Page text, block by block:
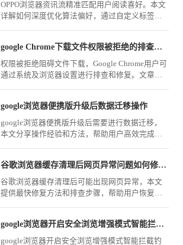
OPPO浏览器资讯流精准匹配用户阅读喜好。本文
详解如何深度优化算法偏好，通过自定义标签、
google Chrome下载文件权限被拒绝的排查与修复
权限被拒绝阻碍文件下载，Google Chrome用户可
通过系统及浏览器设置进行排查和修复。文章介
google浏览器便携版升级后数据迁移操作
google浏览器便携版升级后需要进行数据迁移，
本文分享操作经验和方法，帮助用户高效完成升
谷歌浏览器缓存清理后网页异常问题如何修复最快
谷歌浏览器缓存清理后可能出现网页异常，本文
提供最快修复方法和排查步骤，帮助用户恢复正
google浏览器开启安全浏览增强模式智能拦截钓鱼网站吗
google浏览器开启安全浏览增强模式智能拦截钓